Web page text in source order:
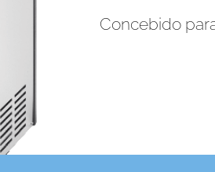
Concebido